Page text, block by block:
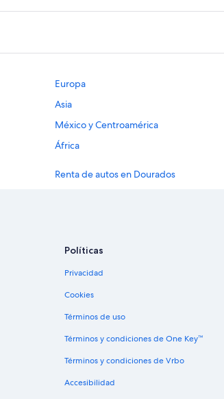
Europa
Asia
México y Centroamérica
África
Renta de autos en Dourados
Renta de autos en Punta Cana
Renta de autos en Barcelona
Renta de autos en Condado de San
Políticas
Privacidad
Cookies
Términos de uso
Términos y condiciones de One Key™
Términos y condiciones de Vrbo
Accesibilidad